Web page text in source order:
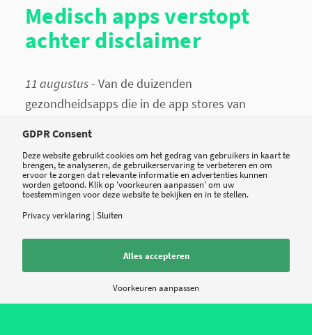
Medisch apps verstopt
achter disclaimer
11 augustus- Van de duizenden
gezondheidsapps die in de app stores van
markering of goedkeuring ontvangen van de
AmerikaanseFDA, waardoor de app als medisch
hulpmiddel wordt beschouwd. Het merendeel
van de
health apps
gezondheidsapps vallen in de categorie
, en zijn dus niet per se medisch van
aard, maar meer gericht op fitness en gezondheid
GDPR Consent
Deze website gebruikt cookies om het gedrag van gebruikers in kaart te
brengen, te analyseren, de gebruikerservaring te verbeteren en om
ervoor te zorgen dat relevante informatie en advertenties kunnen
worden getoond. Klik op 'voorkeuren aanpassen' om uw
toestemmingen voor deze website te bekijken en in te stellen.
Privacy verklaring | Sluiten
Alles accepteren
Voorkeuren aanpassen